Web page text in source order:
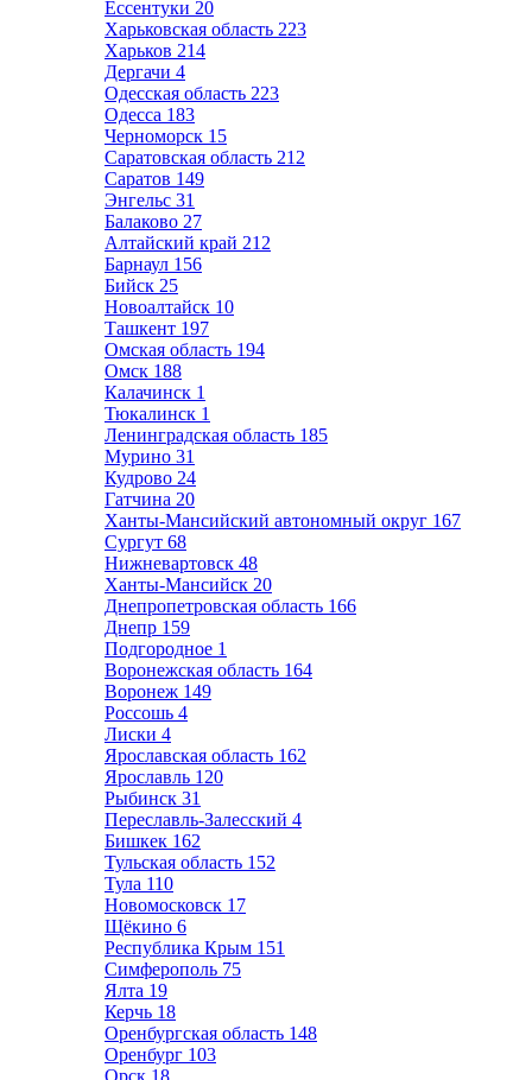
Ессентуки 20
Харьковская область 223
Харьков 214
Дергачи 4
Одесская область 223
Одесса 183
Черноморск 15
Саратовская область 212
Саратов 149
Энгельс 31
Балаково 27
Алтайский край 212
Барнаул 156
Бийск 25
Новоалтайск 10
Ташкент 197
Омская область 194
Омск 188
Калачинск 1
Тюкалинск 1
Ленинградская область 185
Мурино 31
Кудрово 24
Гатчина 20
Ханты-Мансийский автономный округ 167
Сургут 68
Нижневартовск 48
Ханты-Мансийск 20
Днепропетровская область 166
Днепр 159
Подгородное 1
Воронежская область 164
Воронеж 149
Россошь 4
Лиски 4
Ярославская область 162
Ярославль 120
Рыбинск 31
Переславль-Залесский 4
Бишкек 162
Тульская область 152
Тула 110
Новомосковск 17
Щёкино 6
Республика Крым 151
Симферополь 75
Ялта 19
Керчь 18
Оренбургская область 148
Оренбург 103
Орск 18